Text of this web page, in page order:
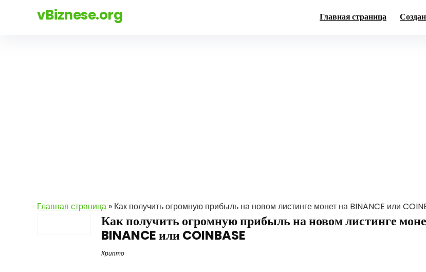
vBiznese.org Главная страница
Главная страница » Как получить огромную прибыль на новом листинге монет на BINANCE или
Как получить огромную прибыль на новом листинге
BINANCE или COINBASE
Крипто